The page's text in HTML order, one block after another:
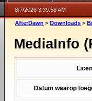
8/7/2026 3:39:58 AM
AfterDawn > Downloads >
MediaInfo
Datum waarop